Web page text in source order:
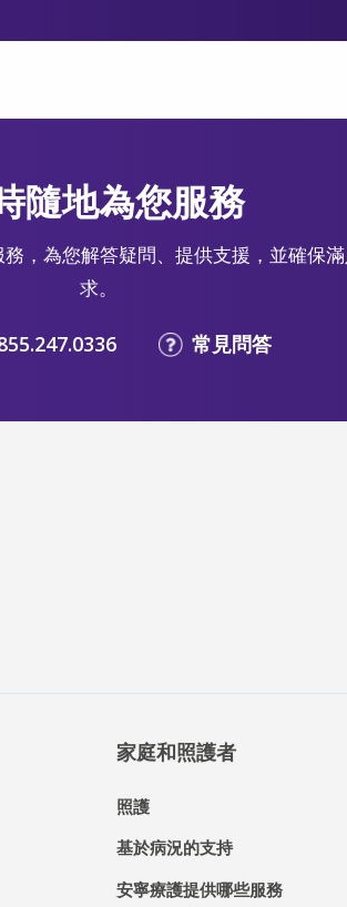
隨地為您服務
，為您解答疑問、提供支援，並確保
求。
常見問答
家庭和照護者
照護
基於病況的支持
安寧療護提供哪些服務